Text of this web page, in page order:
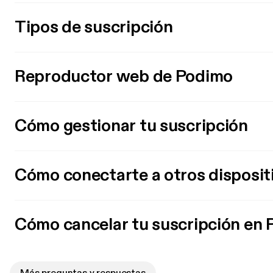
Tipos de suscripción
Reproductor web de Podimo
Cómo gestionar tu suscripción
Cómo conectarte a otros
Cómo cancelar tu suscripción en